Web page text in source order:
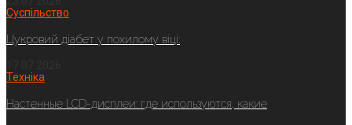
Суспільство
Цукровий діабет у похилому віці:
Техніка
Настенные LCD-дисплеи: где используются, какие